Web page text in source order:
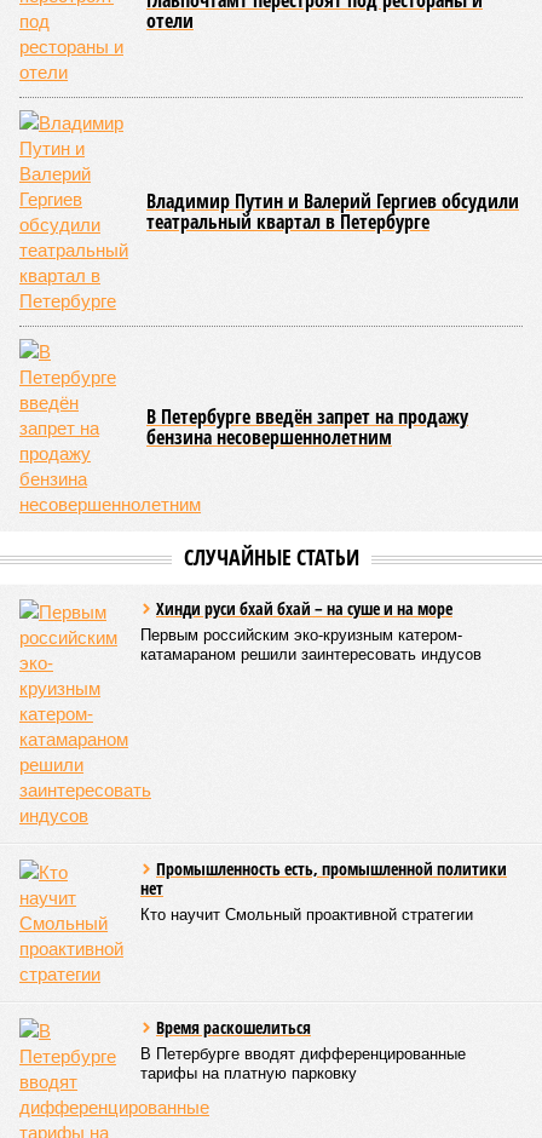
отели
Владимир Путин и Валерий Гергиев обсудили
театральный квартал в Петербурге
В Петербурге введён запрет на продажу
бензина несовершеннолетним
СЛУЧАЙНЫЕ СТАТЬИ
Хинди руси бхай бхай – на суше и на море
Первым российским эко-круизным катером-
катамараном решили заинтересовать индусов
Промышленность есть, промышленной политики
нет
Кто научит Смольный проактивной стратегии
Время раскошелиться
В Петербурге вводят дифференцированные
тарифы на платную парковку